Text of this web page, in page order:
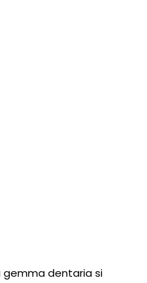
gemma dentaria si